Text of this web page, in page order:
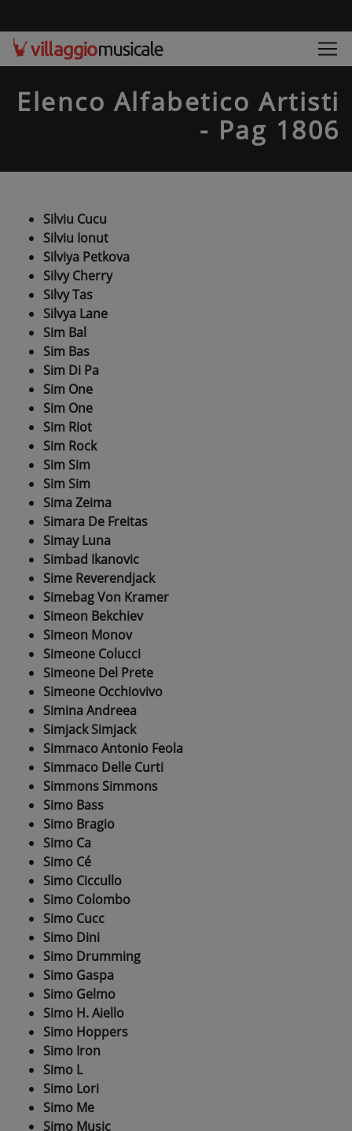
Elenco Alfabetico Artisti
- Pag 1806
Silviu Cucu
Silviu Ionut
Silviya Petkova
Silvy Cherry
Silvy Tas
Silvya Lane
Sim Bal
Sim Bas
Sim Di Pa
Sim One
Sim One
Sim Riot
Sim Rock
Sim Sim
Sim Sim
Sima Zeima
Simara De Freitas
Simay Luna
Simbad Ikanovic
Sime Reverendjack
Simebag Von Kramer
Simeon Bekchiev
Simeon Monov
Simeone Colucci
Simeone Del Prete
Simeone Occhiovivo
Simina Andreea
Simjack Simjack
Simmaco Antonio Feola
Simmaco Delle Curti
Simmons Simmons
Simo Bass
Simo Bragio
Simo Ca
Simo Cé
Simo Ciccullo
Simo Colombo
Simo Cucc
Simo Dini
Simo Drumming
Simo Gaspa
Simo Gelmo
Simo H. Aiello
Simo Hoppers
Simo Iron
Simo L
Simo Lori
Simo Me
Simo Music